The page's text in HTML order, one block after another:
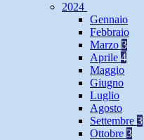
2024
Gennaio
Febbraio
Marzo 3
Aprile 4
Maggio
Giugno
Luglio
Agosto
Settembre 3
Ottobre 3